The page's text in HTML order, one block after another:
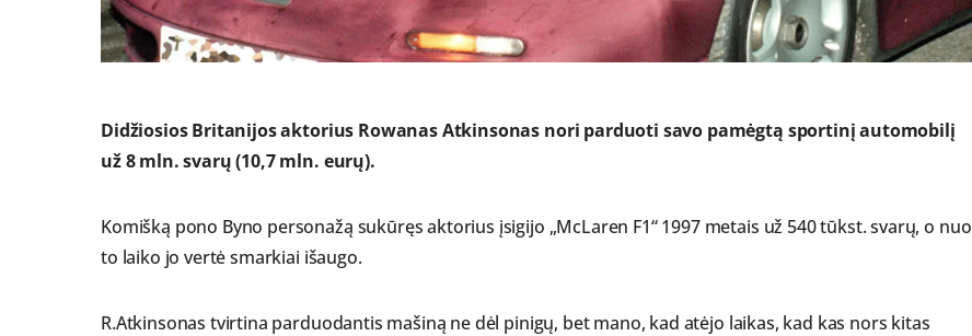
Didžiosios Britanijos aktorius Rowanas Atkinsonas nori parduoti savo pamėgtą sportinį automobilį
už 8 mln. svarų (10,7 mln. eurų).
Komišką pono Byno personažą sukūręs aktorius įsigijo „McLaren F1“ 1997 metais už 540 tūkst. svarų, o nuo
to laiko jo vertė smarkiai išaugo.
R.Atkinsonas tvirtina parduodantis mašiną ne dėl pinigų, bet mano, kad atėjo laikas, kad kas nors kitas